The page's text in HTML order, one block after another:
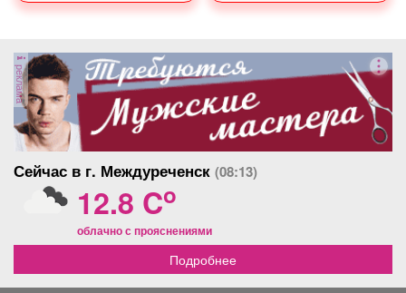
реклама
Сейчас в г. Междуреченск (08:13)
12.8 Co
облачно с прояснениями
Подробнее